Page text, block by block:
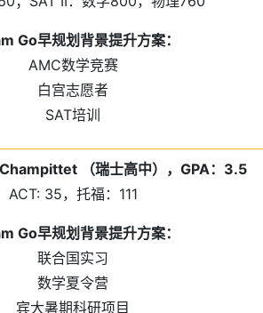
Go早规划背景提升方案：
AMC数学竞赛
白宫志愿者
SAT培训
（瑞士高中），GPA：3.5
ACT: 35，托福：111
Go早规划背景提升方案：
联合国实习
数学夏令营
宾大暑期科研项目